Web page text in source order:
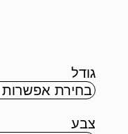
גודל
צבע